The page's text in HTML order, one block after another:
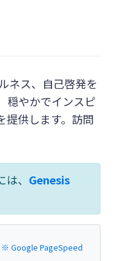
ネス、自己啓発を
穏やかでインスピ
提供します。訪問
、 Genesis
※ Google PageSpeed